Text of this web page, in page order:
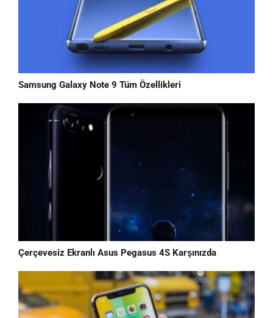
Samsung Galaxy Note 9 Tüm Özellikleri
Çerçevesiz Ekranlı Asus Pegasus 4S Karşınızda